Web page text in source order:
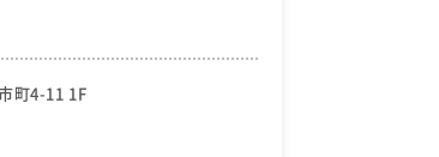
町4-11 1F